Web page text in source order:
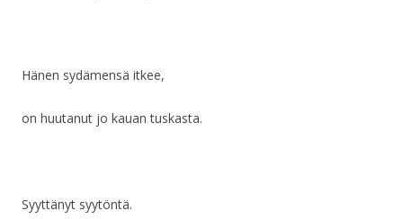
Hänen sydämensä itkee,
on huutanut jo kauan tuskasta.
Syyttänyt syytöntä.